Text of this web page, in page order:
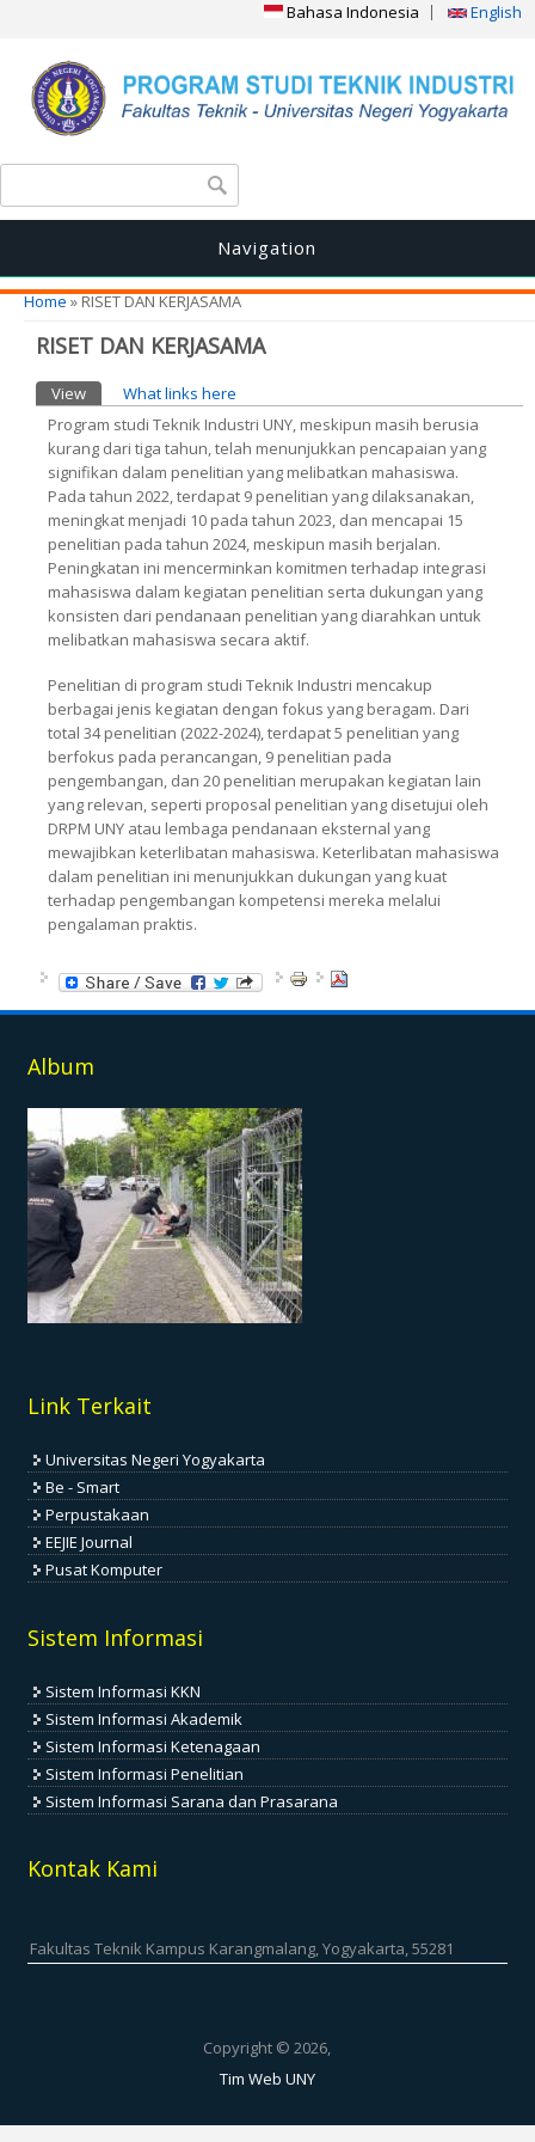
Bahasa Indonesia English
Search form
Navigation
You are here
Home» RISET DAN KERJASAMA
RISET DAN KERJASAMA
Primary tabs
View (active tab)
What links here
Program studi Teknik Industri UNY, meskipun masih berusia
kurang dari tiga tahun, telah menunjukkan pencapaian yang
signifikan dalam penelitian yang melibatkan mahasiswa.
Pada tahun 2022, terdapat 9 penelitian yang dilaksanakan,
meningkat menjadi 10 pada tahun 2023, dan mencapai 15
penelitian pada tahun 2024, meskipun masih berjalan.
Peningkatan ini mencerminkan komitmen terhadap integrasi
mahasiswa dalam kegiatan penelitian serta dukungan yang
konsisten dari pendanaan penelitian yang diarahkan untuk
melibatkan mahasiswa secara aktif.
Penelitian di program studi Teknik Industri mencakup
berbagai jenis kegiatan dengan fokus yang beragam. Dari
total 34 penelitian (2022-2024), terdapat 5 penelitian yang
berfokus pada perancangan, 9 penelitian pada
pengembangan, dan 20 penelitian merupakan kegiatan lain
yang relevan, seperti proposal penelitian yang disetujui oleh
DRPM UNY atau lembaga pendanaan eksternal yang
mewajibkan keterlibatan mahasiswa. Keterlibatan mahasiswa
dalam penelitian ini menunjukkan dukungan yang kuat
terhadap pengembangan kompetensi mereka melalui
pengalaman praktis.
Album
Link Terkait
Universitas Negeri Yogyakarta
Be - Smart
Perpustakaan
EEJIE Journal
Pusat Komputer
Sistem Informasi
Sistem Informasi KKN
Sistem Informasi Akademik
Sistem Informasi Ketenagaan
Sistem Informasi Penelitian
Sistem Informasi Sarana dan Prasarana
Kontak Kami
Fakultas Teknik Kampus Karangmalang, Yogyakarta, 55281
Copyright © 2026,
Tim Web UNY